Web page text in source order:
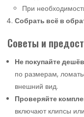
При
Собрать всё в
Советы и
Не покупайте
по размерам,
внешний вид.
Проверяйте
включают клипсы